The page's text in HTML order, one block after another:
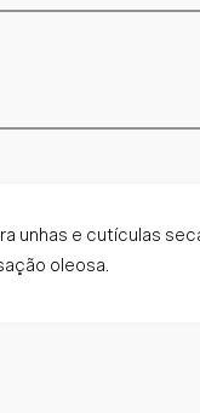
unhas e cutículas
oleosa.